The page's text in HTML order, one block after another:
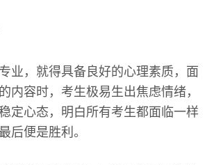
业，就得具备良好的心理素质，面
内容时，考生极易生出焦虑情绪，
定心态，明白所有考生都面临一样
后便是胜利。